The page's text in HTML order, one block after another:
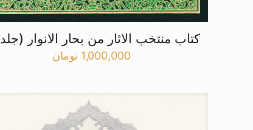
کتاب منتخب الاثار من بحار الانوار (جلد 5)
1,000,000 تومان